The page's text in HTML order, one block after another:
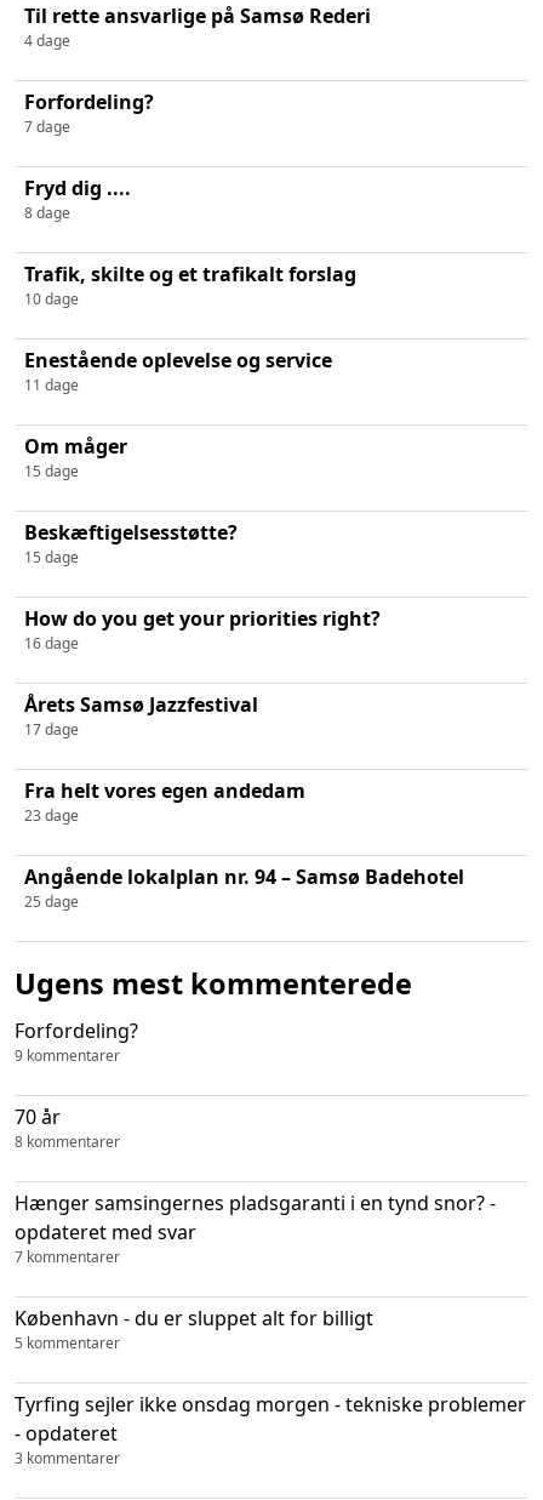
Til rette ansvarlige på Samsø Rederi
4 dage
Forfordeling?
7 dage
Fryd dig ....
8 dage
Trafik, skilte og et trafikalt forslag
10 dage
Enestående oplevelse og service
11 dage
Om måger
15 dage
Beskæftigelsesstøtte?
15 dage
How do you get your priorities right?
16 dage
Årets Samsø Jazzfestival
17 dage
Fra helt vores egen andedam
23 dage
Angående lokalplan nr. 94 – Samsø Badehotel
25 dage
Ugens mest kommenterede
Forfordeling?
9 kommentarer
70 år
8 kommentarer
Hænger samsingernes pladsgaranti i en tynd snor? -
opdateret med svar
7 kommentarer
København - du er sluppet alt for billigt
5 kommentarer
Tyrfing sejler ikke onsdag morgen - tekniske problemer
- opdateret
3 kommentarer